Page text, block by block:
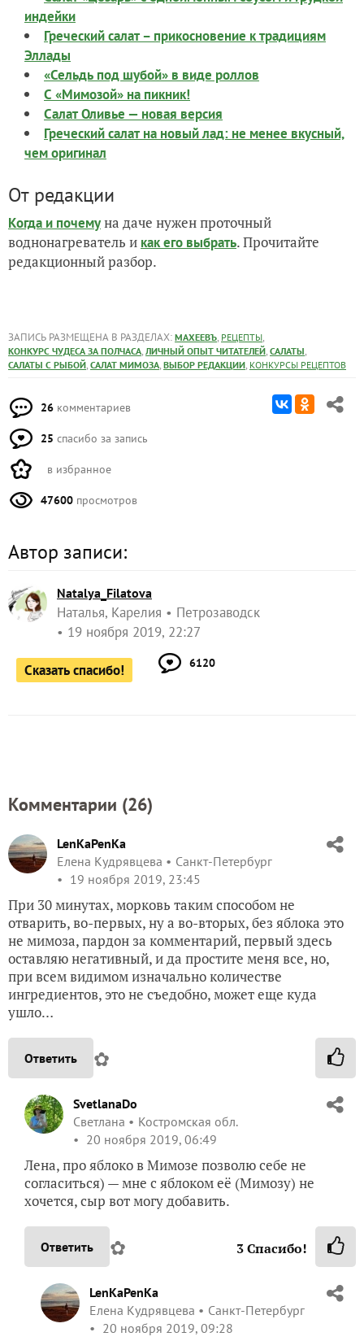
индейки
Греческий салат – прикосновение к традициям
Эллады
«Сельдь под шубой» в виде роллов
С «Мимозой» на пикник!
Салат Оливье — новая версия
Греческий салат на новый лад: не менее вкусный,
чем оригинал
От редакции
Когда и почемуна даче нужен проточный
воднонагреватель и как его выбрать. Прочитайте
редакционный разбор.
ЗАПИСЬ РАЗМЕЩЕНА В РАЗДЕЛАХ: МАХЕЕВЪ, РЕЦЕПТЫ,
КОНКУРС ЧУДЕСА ЗА ПОЛЧАСА, ЛИЧНЫЙ ОПЫТ ЧИТАТЕЛЕЙ, САЛАТЫ,
САЛАТЫ С РЫБОЙ, САЛАТ МИМОЗА, ВЫБОР РЕДАКЦИИ, КОНКУРСЫ РЕЦЕПТОВ
26 комментариев
25 спасибо за запись
в избранное
47600 просмотров
Автор записи:
Natalya_Filatova
Наталья, Карелия
Петрозаводск
19 ноября 2019, 22:27
Сказать спасибо! 6120
Комментарии (26)
LenKaPenKa
Елена Кудрявцева
Санкт-Петербург
19 ноября 2019, 23:45
При 30 минутах, морковь таким способом не
отварить, во-первых, ну а во-вторых, без яблока это
не мимоза, пардон за комментарий, первый здесь
оставляю негативный, и да простите меня все, но,
при всем видимом изначально количестве
ингредиентов, это не съедобно, может еще куда
ушло…
Ответить ✿
SvetlanaDo
Светлана
Костромская обл.
20 ноября 2019, 06:49
Лена, про яблоко в Мимозе позволю себе не
согласиться) — мне с яблоком её (Мимозу) не
хочется, сыр вот могу добавить.
Ответить ✿ 3Спасибо!
LenKaPenKa
Елена Кудрявцева
Санкт-Петербург
20 ноября 2019, 09:28